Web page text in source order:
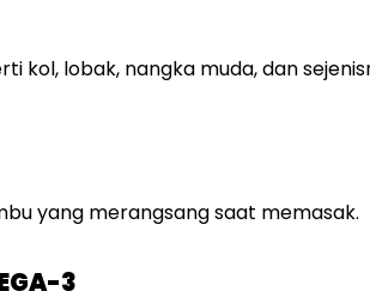
kol, lobak, nangka muda, dan
yang merangsang saat memasak.
3